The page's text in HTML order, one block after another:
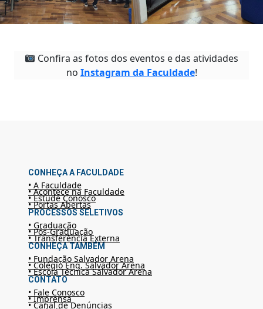
Confira as fotos dos eventos e das atividades
no Instagram da Faculdade!
CONHEÇA A FACULDADE
• A Faculdade
• Acontece na Faculdade
• Estude Conosco
• Portas Abertas
PROCESSOS SELETIVOS
• Graduação
• Pós-Graduação
• Transferência Externa
CONHEÇA TAMBÉM
• Fundação Salvador Arena
• Colégio Eng. Salvador Arena
• Escola Técnica Salvador Arena
CONTATO
• Fale Conosco
• Imprensa
• Canal de Denúncias